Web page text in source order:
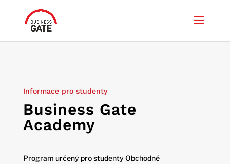
Informace pro studenty
Business Gate
Academy
Program určený pro studenty Obchodně